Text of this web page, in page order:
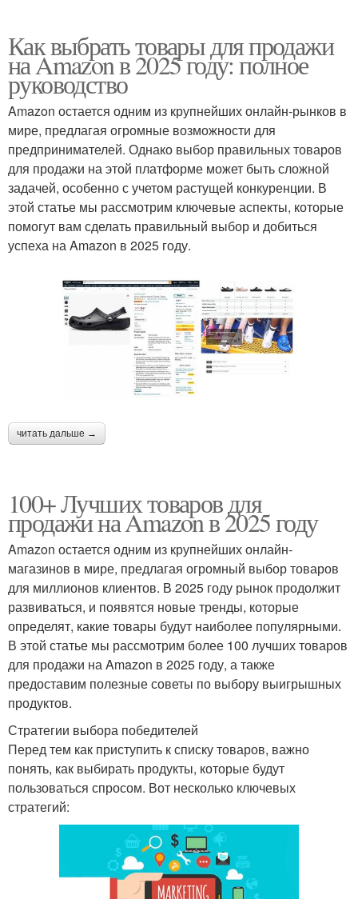
Как выбрать товары для продажи
на Amazon в 2025 году: полное
руководство
Amazon остается одним из крупнейших онлайн-рынков в
мире, предлагая огромные возможности для
предпринимателей. Однако выбор правильных товаров
для продажи на этой платформе может быть сложной
задачей, особенно с учетом растущей конкуренции. В
этой статье мы рассмотрим ключевые аспекты, которые
помогут вам сделать правильный выбор и добиться
успеха на Amazon в 2025 году.
читать дальше →
100+ Лучших товаров для
продажи на Amazon в 2025 году
Amazon остается одним из крупнейших онлайн-
магазинов в мире, предлагая огромный выбор товаров
для миллионов клиентов. В 2025 году рынок продолжит
развиваться, и появятся новые тренды, которые
определят, какие товары будут наиболее популярными.
В этой статье мы рассмотрим более 100 лучших товаров
для продажи на Amazon в 2025 году, а также
предоставим полезные советы по выбору выигрышных
продуктов.
Стратегии выбора победителей
Перед тем как приступить к списку товаров, важно
понять, как выбирать продукты, которые будут
пользоваться спросом. Вот несколько ключевых
стратегий: